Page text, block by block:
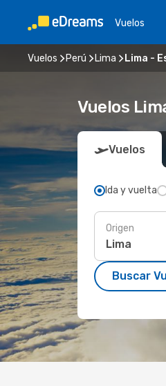
Vuelos
Vuelos Perú Lima Lima -
Vuelos
Vuelos
Ida y vuelta
Origen
Buscar